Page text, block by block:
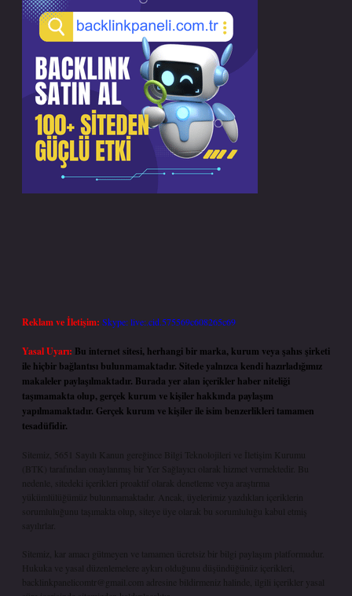
Reklam ve İletişim: Skype: live:.cid.575569c608265c69
Yasal Uyarı: Bu internet sitesi, herhangi bir marka, kurum veya şahıs şirketi
ile hiçbir bağlantısı bulunmamaktadır. Sitede yalnızca kendi hazırladığımız
makaleler paylaşılmaktadır. Burada yer alan içerikler haber niteliği
taşımamakta olup, gerçek kurum ve kişiler hakkında paylaşım
yapılmamaktadır. Gerçek kurum ve kişiler ile isim benzerlikleri tamamen
tesadüfidir.
Sitemiz, 5651 Sayılı Kanun gereğince Bilgi Teknolojileri ve İletişim Kurumu
(BTK) tarafından onaylanmış bir Yer Sağlayıcı olarak hizmet vermektedir. Bu
nedenle, sitedeki içerikleri proaktif olarak denetleme veya araştırma
yükümlülüğümüz bulunmamaktadır. Ancak, üyelerimiz yazdıkları içeriklerin
sorumluluğunu taşımakta olup, siteye üye olarak bu sorumluluğu kabul etmiş
sayılırlar.
Sitemiz, kar amacı gütmeyen ve tamamen ücretsiz bir bilgi paylaşım platformudur.
Hukuka ve yasal düzenlemelere aykırı olduğunu düşündüğünüz içerikleri,
backlinkpanelicomtr@gmail.com
adresine bildirmeniz halinde, ilgili içerikler yasal